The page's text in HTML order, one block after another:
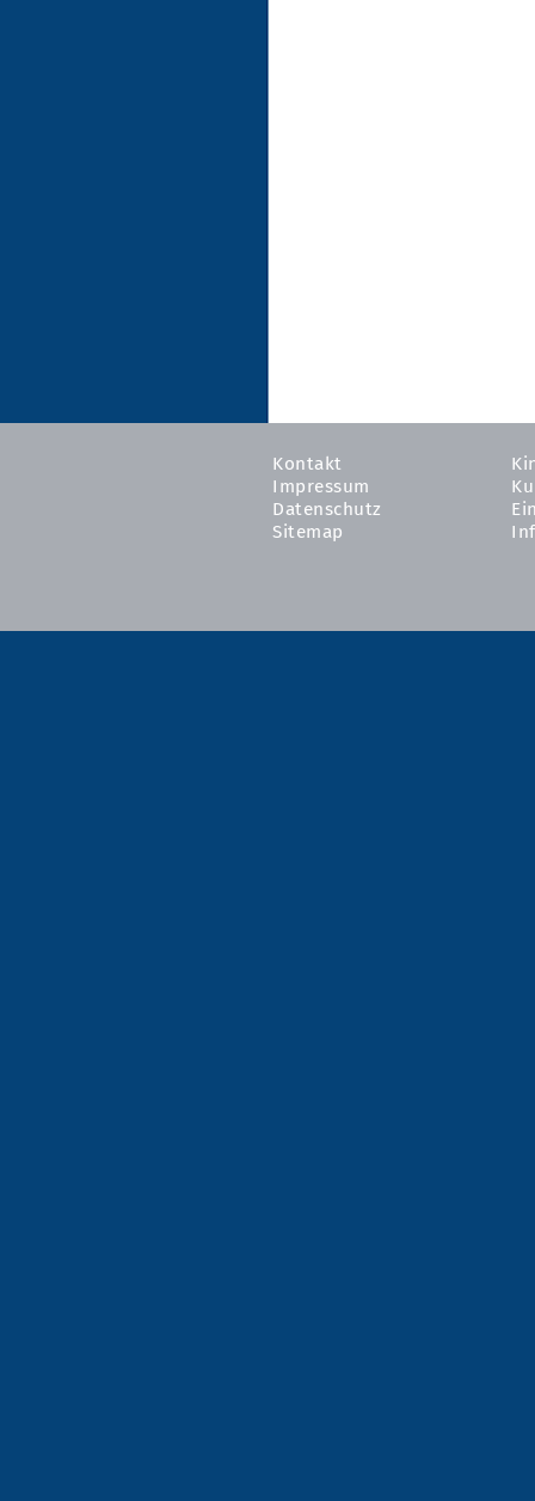
Kontakt
Impressum
Datenschutz
Sitemap